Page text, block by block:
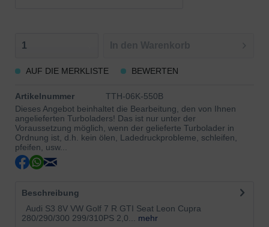
AUF DIE MERKLISTE BEWERTEN
Artikelnummer
TTH-06K-550B
Dieses Angebot beinhaltet die Bearbeitung, den von Ihnen
angelieferten Turboladers! Das ist nur unter der
Voraussetzung möglich, wenn der gelieferte Turbolader in
Ordnung ist, d.h. kein ölen, Ladedruckprobleme, schleifen,
pfeifen, usw...
Beschreibung
Audi S3 8V VW Golf 7 R GTI Seat Leon Cupra
280/290/300 299/310PS 2,0...
mehr